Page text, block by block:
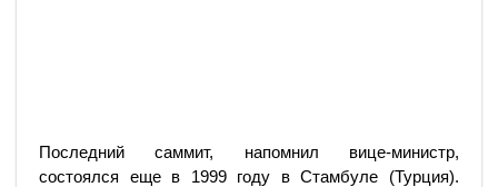
Последний саммит, напомнил вице-министр,
состоялся еще в 1999 году в Стамбуле (Турция).